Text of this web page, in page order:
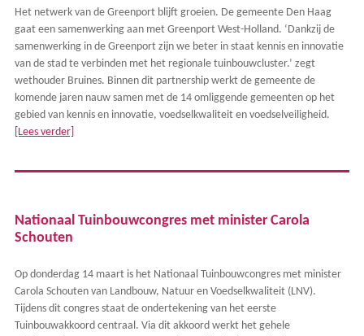
Het netwerk van de Greenport blijft groeien. De gemeente Den Haag
gaat een samenwerking aan met Greenport West-Holland. ‘Dankzij de
samenwerking in de Greenport zijn we beter in staat kennis en innovatie
van de stad te verbinden met het regionale tuinbouwcluster.’ zegt
wethouder Bruines. Binnen dit partnership werkt de gemeente de
komende jaren nauw samen met de 14 omliggende gemeenten op het
gebied van kennis en innovatie, voedselkwaliteit en voedselveiligheid.
[Lees verder]
Nationaal Tuinbouwcongres met minister Carola
Schouten
Op donderdag 14 maart is het Nationaal Tuinbouwcongres met minister
Carola Schouten van Landbouw, Natuur en Voedselkwaliteit (LNV).
Tijdens dit congres staat de ondertekening van het eerste
Tuinbouwakkoord centraal. Via dit akkoord werkt het gehele